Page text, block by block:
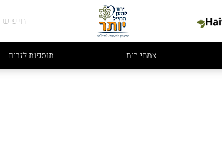
צמחי בית תוספות לזרים